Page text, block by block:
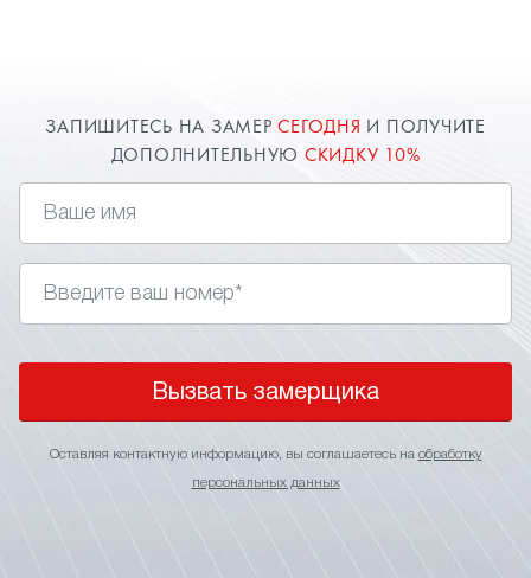
ЗАПИШИТЕСЬ НА ЗАМЕРСЕГОДНЯ И ПОЛУЧИТЕ
ДОПОЛНИТЕЛЬНУЮ СКИДКУ 10%
Вызвать замерщика
Оставляя контактную информацию, вы соглашаетесь на обработку
персональных данных